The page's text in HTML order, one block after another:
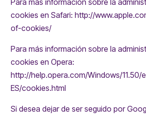
cookies en Safari: http://
of-cookies/
Para más información sobre la
cookies en Opera:
http://help.opera.com/Windows/11.50/
ES/cookies.html
Si desea dejar de ser seguido por